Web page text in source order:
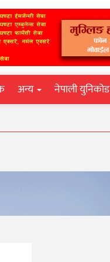
अन्य नेपाली युनिकोड